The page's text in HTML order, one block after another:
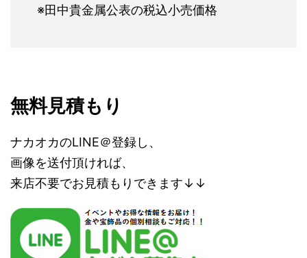
※田中貴金属公表の税込小売価格
無料見積もり
ナカオカのLINE＠登録し、
画像を送付頂ければ、
来店不要でお見積もりできます↓↓